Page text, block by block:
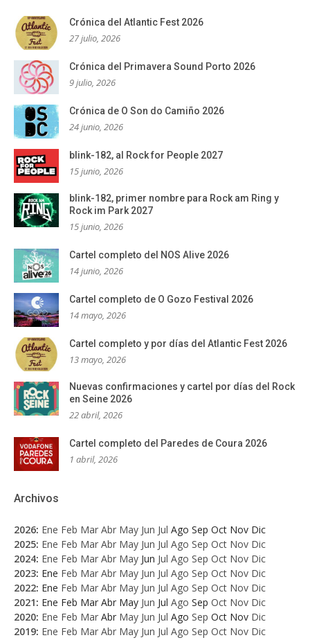
Crónica del Atlantic Fest 2026
27 julio, 2026
Crónica del Primavera Sound Porto 2026
9 julio, 2026
Crónica de O Son do Camiño 2026
24 junio, 2026
blink-182, al Rock for People 2027
15 junio, 2026
blink-182, primer nombre para Rock am Ring y
Rock im Park 2027
15 junio, 2026
Cartel completo del NOS Alive 2026
14 junio, 2026
Cartel completo de O Gozo Festival 2026
14 mayo, 2026
Cartel completo y por días del Atlantic Fest 2026
13 mayo, 2026
Nuevas confirmaciones y cartel por días del Rock
en Seine 2026
22 abril, 2026
Cartel completo del Paredes de Coura 2026
1 abril, 2026
Archivos
2026: Ene Feb Mar Abr May Jun Jul Ago Sep Oct Nov Dic
2025: Ene Feb Mar Abr May Jun Jul Ago Sep Oct Nov Dic
2024: Ene Feb Mar Abr May Jun Jul Ago Sep Oct Nov Dic
2023: Ene Feb Mar Abr May Jun Jul Ago Sep Oct Nov Dic
2022: Ene Feb Mar Abr May Jun Jul Ago Sep Oct Nov Dic
2021: Ene Feb Mar Abr May Jun Jul Ago Sep Oct Nov Dic
2020: Ene Feb Mar Abr May Jun Jul Ago Sep Oct Nov Dic
2019: Ene Feb Mar Abr May Jun Jul Ago Sep Oct Nov Dic